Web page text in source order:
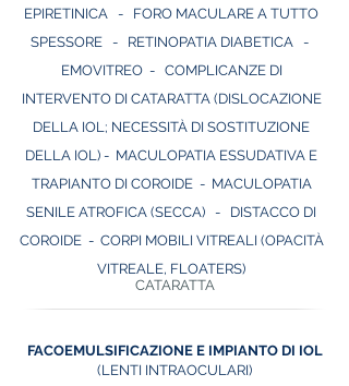
EPIRETINICA - FORO MACULARE A TUTTO
SPESSORE - RETINOPATIA DIABETICA -
EMOVITREO- COMPLICANZE DI
INTERVENTO DI CATARATTA (DISLOCAZIONE
DELLA IOL; NECESSITÀ DI SOSTITUZIONE
DELLA IOL) - MACULOPATIA ESSUDATIVA E
TRAPIANTO DI COROIDE - MACULOPATIA
SENILE ATROFICA (SECCA) - DISTACCO DI
COROIDE - CORPI MOBILI VITREALI (OPACITÀ
VITREALE, FLOATERS)
CATARATTA
FACOEMULSIFICAZIONE E IMPIANTO DI IOL
(LENTI INTRAOCULARI)